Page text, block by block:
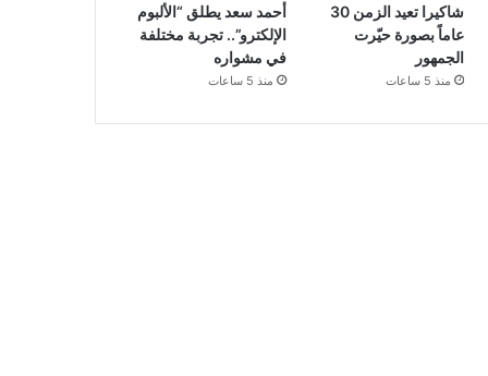
شاكيرا تعيد الزمن 30
عاماً بصورة حيّرت
الجمهور
منذ 5 ساعات
أحمد سعد يطلق “الألبوم
الإلكترو”.. تجربة مختلفة
في مشواره
منذ 5 ساعات